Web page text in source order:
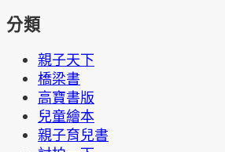
分類
親子天下
橋梁書
高寶書版
兒童繪本
親子育兒書